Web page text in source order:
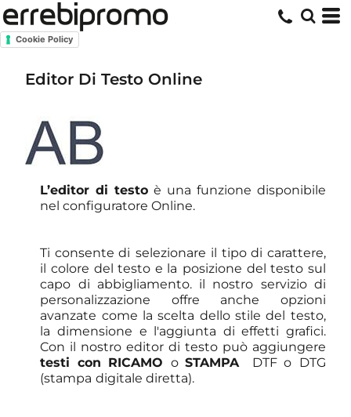
Cookie Policy
Editor Di Testo Online
L’editor di testo è una funzione disponibile
nel configuratore Online.
Ti consente di selezionare il tipo di carattere,
il colore del testo e la posizione del testo sul
capo di abbigliamento. il nostro servizio di
personalizzazione offre anche opzioni
avanzate come la scelta dello stile del testo,
la dimensione e l'aggiunta di effetti grafici.
Con il nostro editor di testo può aggiungere
testi con RICAMO oSTAMPADTF o DTG
(stampa digitale diretta).